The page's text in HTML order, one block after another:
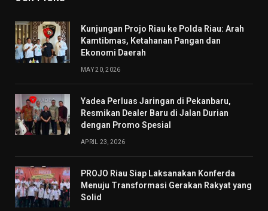
Kunjungan Projo Riau ke Polda Riau: Arah
Kamtibmas, Ketahanan Pangan dan
Ekonomi Daerah
MAY 20, 2026
Yadea Perluas Jaringan di Pekanbaru,
Resmikan Dealer Baru di Jalan Durian
dengan Promo Spesial
APRIL 23, 2026
PROJO Riau Siap Laksanakan Konferda
Menuju Transformasi Gerakan Rakyat yang
Solid